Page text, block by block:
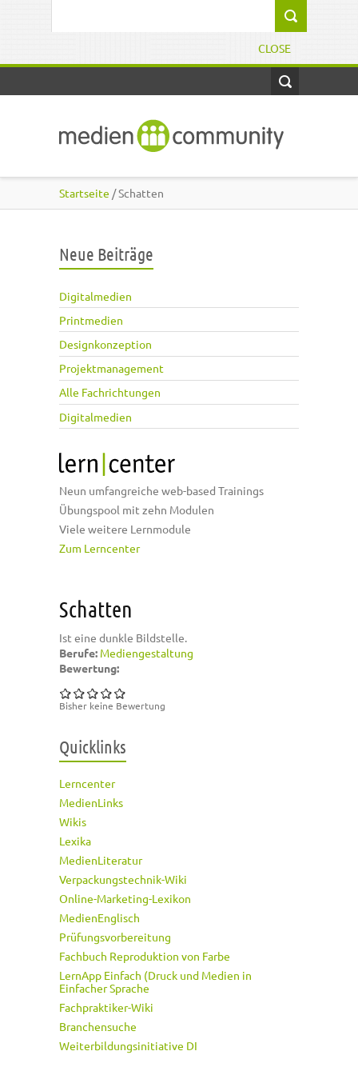
CLOSE
Startseite / Schatten
Neue Beiträge
Digitalmedien
Printmedien
Designkonzeption
Projektmanagement
Alle Fachrichtungen
Digitalmedien
Neun umfangreiche web-based Trainings
Übungspool mit zehn Modulen
Viele weitere Lernmodule
Zum Lerncenter
Schatten
Ist eine dunkle Bildstelle.
Berufe: Mediengestaltung
Bewertung:
Bisher keine Bewertung
Quicklinks
Lerncenter
MedienLinks
Wikis
Lexika
MedienLiteratur
Verpackungstechnik-Wiki
Online-Marketing-Lexikon
MedienEnglisch
Prüfungsvorbereitung
Fachbuch Reproduktion von Farbe
LernApp Einfach (Druck und Medien in
Einfacher Sprache
Fachpraktiker-Wiki
Branchensuche
Weiterbildungsinitiative DI